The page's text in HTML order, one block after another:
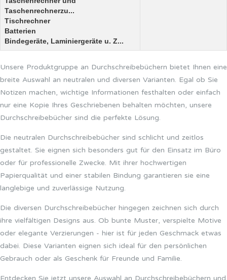
Taschenrechnerzu...
Tischrechner
Batterien
Bindegeräte, Laminiergeräte u. Z...
Unsere Produktgruppe an Durchschreibebüchern bietet Ihnen eine
breite Auswahl an neutralen und diversen Varianten. Egal ob Sie
Notizen machen, wichtige Informationen festhalten oder einfach
nur eine Kopie Ihres Geschriebenen behalten möchten, unsere
Durchschreibebücher sind die perfekte Lösung.
Die neutralen Durchschreibebücher sind schlicht und zeitlos
gestaltet. Sie eignen sich besonders gut für den Einsatz im Büro
oder für professionelle Zwecke. Mit ihrer hochwertigen
Papierqualität und einer stabilen Bindung garantieren sie eine
langlebige und zuverlässige Nutzung.
Die diversen Durchschreibebücher hingegen zeichnen sich durch
ihre vielfältigen Designs aus. Ob bunte Muster, verspielte Motive
oder elegante Verzierungen - hier ist für jeden Geschmack etwas
dabei. Diese Varianten eignen sich ideal für den persönlichen
Gebrauch oder als Geschenk für Freunde und Familie.
Entdecken Sie jetzt unsere Auswahl an Durchschreibebüchern und